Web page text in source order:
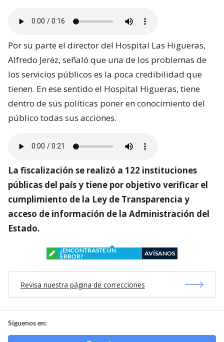
Por su parte el director del Hospital Las Higueras,
Alfredo Jeréz, señaló que una de los problemas de
los servicios públicos es la poca credibilidad que
tienen. En ese sentido el Hospital Higueras, tiene
dentro de sus políticas poner en conocimiento del
público todas sus acciones.
La fiscalización se realizó a 122 instituciones
públicas del país y tiene por objetivo verificar el
cumplimiento de la Ley de Transparencia y
acceso de información de la Administración del
Estado.
¿ENCONTRASTE UN
ERROR?
AVÍSANOS
Revisa nuestra página de correcciones
Síguenos en: